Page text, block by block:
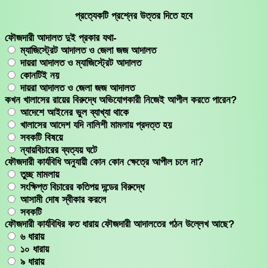
content
প্রত্যেকটি প্রশ্নের উত্তর দিতে হবে
ফৌজদারী আদালত দুই প্রকার যথা-
ম্যাজিস্ট্রেট আদালত ও জেলা জজ আদালত
দায়রা আদালত ও ম্যাজিস্ট্রেট আদালত
কোনটিই নয়
দায়রা আদালত ও জেলা জজ আদালত
কখন খালাসের রায়ের বিরুদ্ধে অভিযোগকারী নিজেই আপীল করতে পারেন?
আদেশে আইনের ভুল ব্যাখ্যা থাকে
খালাসের আদেশ যদি নালিশী মামলায় প্রদত্ত হয়
সবকটি বিষয়ে
ন্যায়বিচারের ব্যত্যয় ঘটে
ফৌজদারী কার্যবিধি অনুযায়ী কোন কোন ক্ষেত্রে আপীল চলে না?
তুচ্ছ মামলায়
সংক্ষিপ্ত বিচারের কতিপয় দন্ডের বিরুদ্ধে
আসামী দোষ স্বীকার করলে
সবকটি
ফৌজদারী কার্যবিধির কত ধারায় ফৌজদারী আদালতের গঠন উল্লেখ আছে?
৬ ধারায়
১০ ধারায়
৯ ধারায়